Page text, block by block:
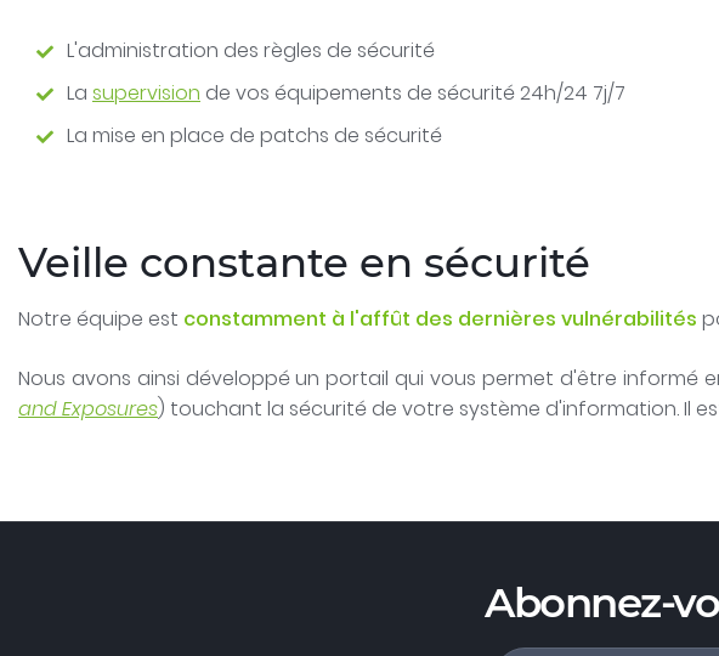
L'administration des règles de sécurité
La supervision de vos équipements de sécurité 24h/24 7j/7
La mise en place de patchs de sécurité
Veille constante en sécurité
Notre équipe est constamment à l'affût des dernières vulnérabilités
Nous avons ainsi développé un portail qui vous permet d'être informé
and Exposures) touchant la sécurité de votre système d'information. Il
Abonnez-